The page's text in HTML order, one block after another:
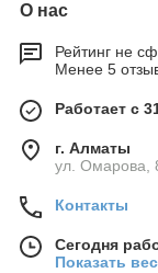
О нас
Рейтинг не
Менее 5
Работает с
г. Алматы
ул. Омарова,
Контакты
Сегодня
Показать